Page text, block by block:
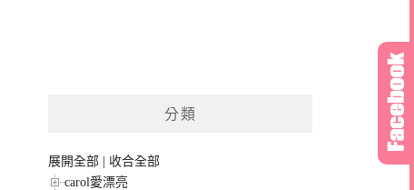
分類
展開全部 | 收合全部
carol愛漂亮